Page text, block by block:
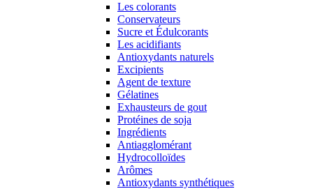
Les colorants
Conservateurs
Sucre et Édulcorants
Les acidifiants
Antioxydants naturels
Excipients
Agent de texture
Gélatines
Exhausteurs de gout
Protéines de soja
Ingrédients
Antiagglomérant
Hydrocolloïdes
Arômes
Antioxydants synthétiques